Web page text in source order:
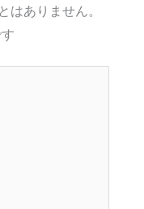
はありません。